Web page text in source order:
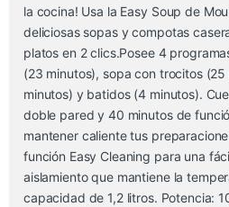
la cocina! Usa la Easy Soup de
deliciosas sopas y compotas
platos en 2 clics.Posee 4
(23 minutos), sopa con trocitos
minutos) y batidos (4 minutos).
doble pared y 40 minutos de
mantener caliente tus
función Easy Cleaning para una
aislamiento que mantiene la
capacidad de 1,2 litros. Potencia: